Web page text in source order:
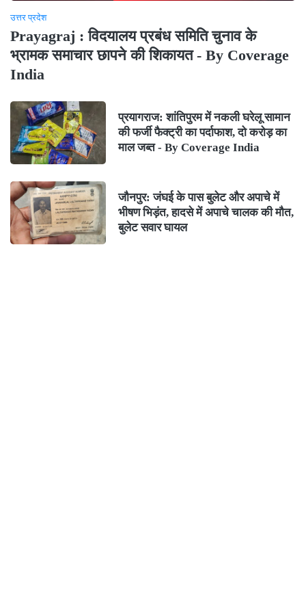
उत्तर प्रदेश
Prayagraj : विदयालय प्रबंध समिति चुनाव के
भ्रामक समाचार छापने की शिकायत - By Coverage
India
प्रयागराज: शांतिपुरम में नकली घरेलू सामान
की फर्जी फैक्ट्री का पर्दाफाश, दो करोड़ का
माल जब्त - By Coverage India
जौनपुर: जंघई के पास बुलेट और अपाचे में
भीषण भिड़ंत, हादसे में अपाचे चालक की मौत,
बुलेट सवार घायल